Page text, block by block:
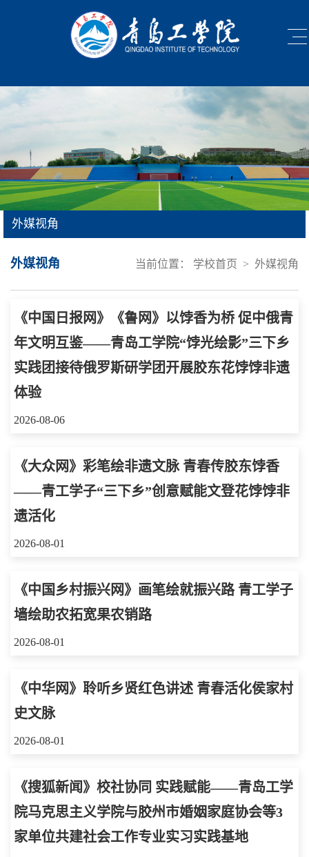
外媒视角
当前位置： 学校首页 > 外媒视角
外媒视角
《中国日报网》《鲁网》以饽香为桥 促中俄青
年文明互鉴——青岛工学院“饽光绘影”三下乡
实践团接待俄罗斯研学团开展胶东花饽饽非遗
体验
2026-08-06
《大众网》彩笔绘非遗文脉 青春传胶东饽香
——青工学子“三下乡”创意赋能文登花饽饽非
遗活化
2026-08-01
《中国乡村振兴网》画笔绘就振兴路 青工学子
墙绘助农拓宽果农销路
2026-08-01
《中华网》聆听乡贤红色讲述 青春活化侯家村
史文脉
2026-08-01
《搜狐新闻》校社协同 实践赋能——青岛工学
院马克思主义学院与胶州市婚姻家庭协会等3
家单位共建社会工作专业实习实践基地